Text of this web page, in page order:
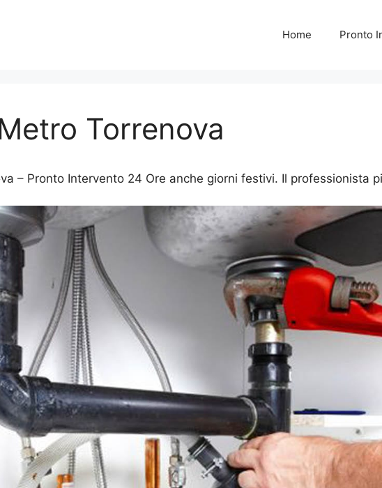
Home Pronto
Torrenova
– Pronto Intervento 24 Ore anche giorni festivi. Il professionista